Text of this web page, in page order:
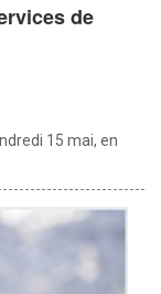
de
15 mai, en